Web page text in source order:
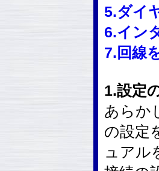
5.ダイ
6.イン
7.回線
1.設定
あらか
の設定
ュアル